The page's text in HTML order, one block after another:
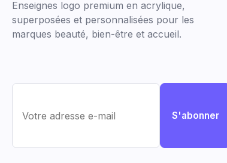
Enseignes logo premium en acrylique,
superposées et personnalisées pour les
marques beauté, bien-être et accueil.
S'abonner